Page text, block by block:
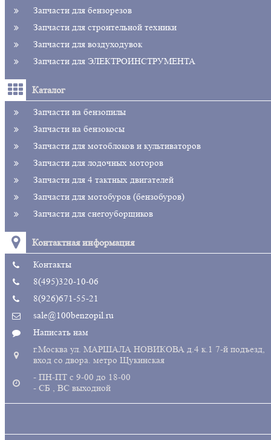
Запчасти для бензорезов
Запчасти для строительной техники
Запчасти для воздуходувок
Запчасти для ЭЛЕКТРОИНСТРУМЕНТА
Каталог
Запчасти на бензопилы
Запчасти на бензокосы
Запчасти для мотоблоков и культиваторов
Запчасти для лодочных моторов
Запчасти для 4 тактных двигателей
Запчасти для мотобуров (бензобуров)
Запчасти для снегоуборщиков
Контактная информация
Контакты
8(495)320-10-06
8(926)671-55-21
sale@100benzopil.ru
Написать нам
г.Москва ул. МАРШАЛА НОВИКОВА д.4 к.1 7-й подъезд,
вход со двора. метро Щукинская
- ПН-ПТ с 9-00 до 18-00
- СБ , ВС выходной